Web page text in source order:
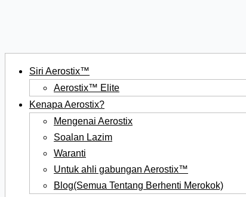
Siri Aerostix™
Aerostix™ Elite
Kenapa Aerostix?
Mengenai Aerostix
Soalan Lazim
Waranti
Untuk ahli gabungan Aerostix™
Blog(Semua Tentang Berhenti Merokok)